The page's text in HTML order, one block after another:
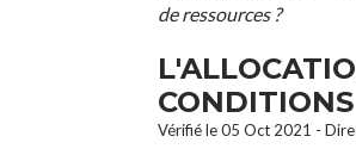
de ressources ?
Vérifié le 05 Oct 2021 -